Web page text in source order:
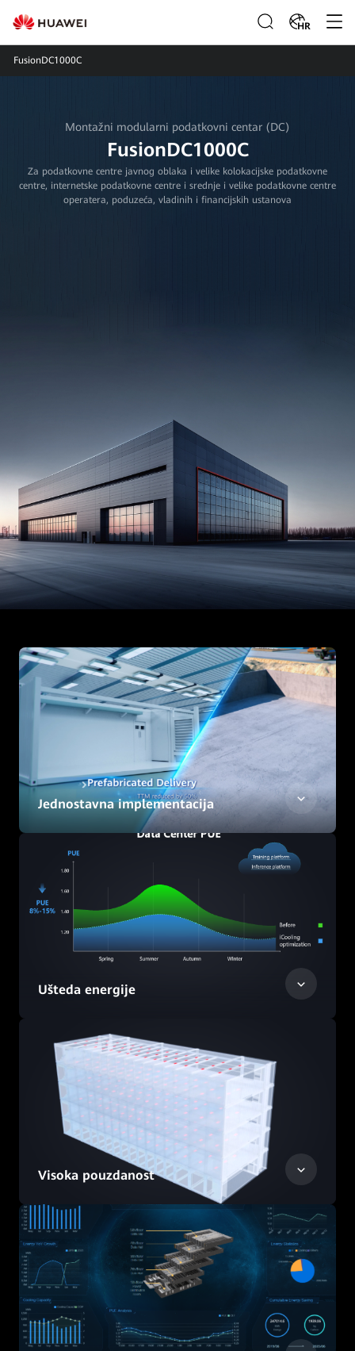
HR
FusionDC1000C
Montažni modularni podatkovni centar (DC)
FusionDC1000C
Za podatkovne centre javnog oblaka i velike kolokacijske podatkovne
centre, internetske podatkovne centre i srednje i velike podatkovne centre
operatera, poduzeća, vladinih i financijskih ustanova
Jednostavna implementacija
Ušteda energije
Visoka pouzdanost